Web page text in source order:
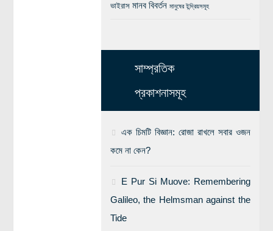
ভাইরাস মানব বিবর্তন মানুষের ইন্দ্রিয়সমূহ
সাম্প্রতিক
প্রকাশনাসমূহ
এক চিমটি বিজ্ঞান: রোজা রাখলে সবার ওজন
কমে না কেন?
E Pur Si Muove: Remembering
Galileo, the Helmsman against the
Tide